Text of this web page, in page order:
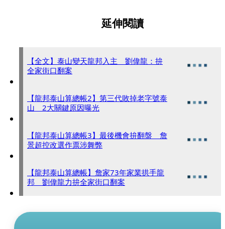
延伸閱讀
【全文】泰山變天龍邦入主 劉偉龍：拚
全家街口翻案
【龍邦泰山算總帳2】第三代敗掉老字號泰
山 2大關鍵原因曝光
【龍邦泰山算總帳3】最後機會拚翻盤 詹
景超控改選作票涉舞弊
【龍邦泰山算總帳】詹家73年家業拱手龍
邦 劉偉龍力拚全家街口翻案